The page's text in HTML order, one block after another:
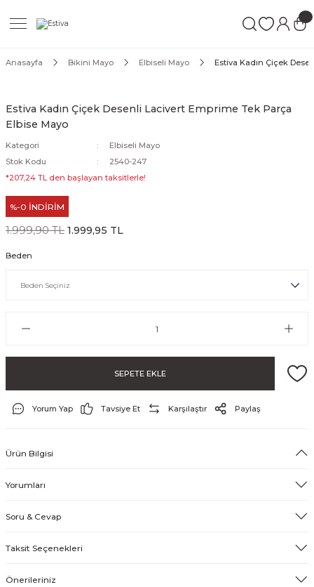
Mayo
Anasayfa Bikini Mayo Elbiseli Mayo Estiva Kadın Çiçek
Estiva Kadın Çiçek Desenli Lacivert Emprime Tek Parça
Elbise Mayo
Kategori
Elbiseli Mayo
Stok Kodu
2540-247
*207,24 TL den başlayan taksitlerle!
%-0 İNDİRİM
1.999,90 TL 1.999,95 TL
Beden
SEPETE EKLE
Yorum Yap Tavsiye Et Karşılaştır Paylaş
Ürün Bilgisi
Yorumları
Soru & Cevap
Taksit Seçenekleri
Önerileriniz